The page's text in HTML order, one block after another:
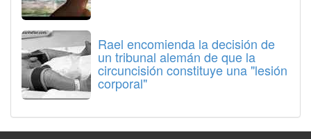
Rael encomienda la decisión de
un tribunal alemán de que la
circuncisión constituye una "lesión
corporal"